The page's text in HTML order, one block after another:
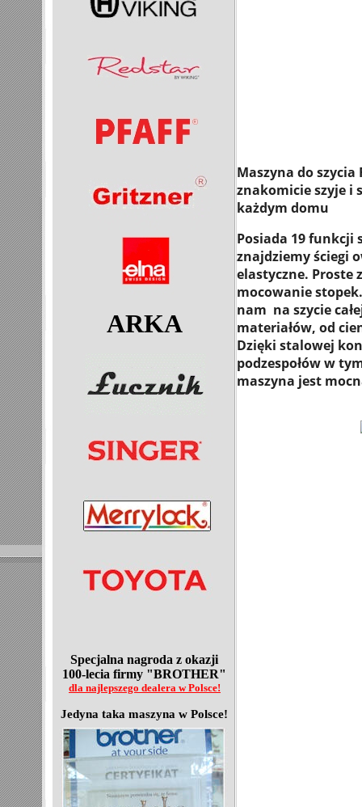
ARKA
Specjalna nagroda z okazji
100-lecia firmy "BROTHER"
dla najlepszego dealera w Polsce!
Jedyna taka maszyna w Polsce!
Maszyna do szycia
znakomicie szyje i
każdym domu
Posiada 19 funkcji
znajdziemy ściegi
elastyczne. Proste
mocowanie
nam na szycie
materiałów, od
Dzięki stalowej
podzespołów w
maszyna jest